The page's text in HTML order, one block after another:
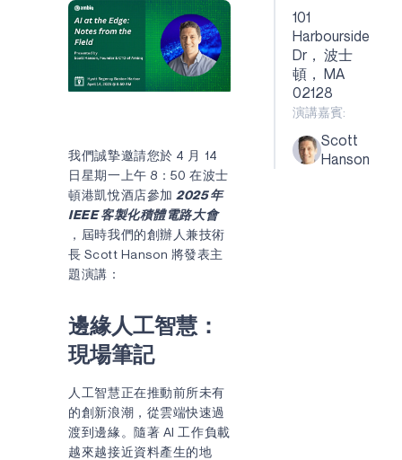
智慧卡
可穿戴設備
遊戲
SPOT
turboSPOT
投資者關係
合作成功亮點
為什麼選擇 Ambiq
什麼是邊緣 AI？
影像資料庫
購買地點
常見問題
101
Harbourside
Dr， 波士
頓， MA
02128
演講嘉賓:
Scott
Hanson
我們誠摯邀請您於 4 月 14
日星期一上午 8：50 在波士
頓港凱悅酒店參加 2025 年
IEEE 客製化積體電路大會
，屆時我們的創辦人兼技術
長 Scott Hanson 將發表主
題演講：
邊緣人工智慧：
現場筆記
人工智慧正在推動前所未有
的創新浪潮，從雲端快速過
渡到邊緣。隨著 AI 工作負載
越來越接近資料產生的地
工作電子郵件
電話號碼
訊息